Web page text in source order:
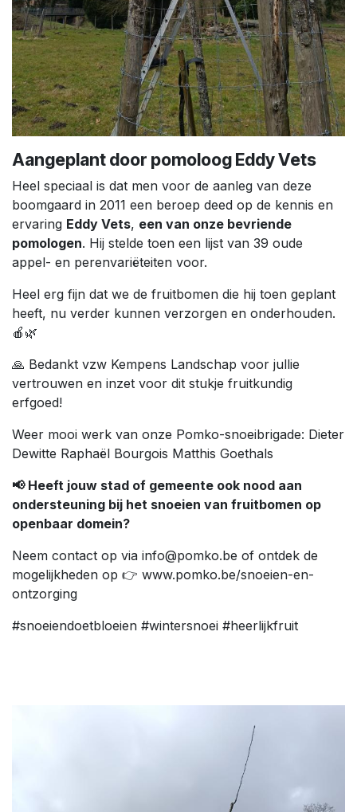
Aangeplant door pomoloog Eddy Vets
Heel speciaal is dat men voor de aanleg van deze
boomgaard in 2011 een beroep deed op de kennis en
ervaring Eddy Vets, een van onze bevriende
pomologen. Hij stelde toen een lijst van 39 oude
appel- en perenvariëteiten voor.
Heel erg fijn dat we de fruitbomen die hij toen geplant
heeft, nu verder kunnen verzorgen en onderhouden.
🍎🌿
🙏 Bedankt vzw Kempens Landschap voor jullie
vertrouwen en inzet voor dit stukje fruitkundig
erfgoed!
Weer mooi werk van onze Pomko-snoeibrigade: Dieter
Dewitte Raphaël Bourgois Matthis Goethals
📢 Heeft jouw stad of gemeente ook nood aan
ondersteuning bij het snoeien van fruitbomen op
openbaar domein?
Neem contact op via info@pomko.be of ontdek de
mogelijkheden op 👉 www.pomko.be/snoeien-en-
ontzorging
#snoeiendoetbloeien #wintersnoei #heerlijkfruit